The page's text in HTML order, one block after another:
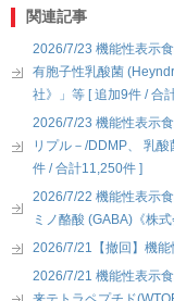
関連記事
2026/7/23 機能性表示
有胞子性乳酸菌
社》」等 [ 追加9件 / 合
2026/7/23 機能性表示
リプル－/DDMP、 乳
件 / 合計11,250件 ]
2026/7/22 機能性表示
ミノ酪酸 (GABA)《株
2026/7/21【撤回】機能
2026/7/21 機能性表示